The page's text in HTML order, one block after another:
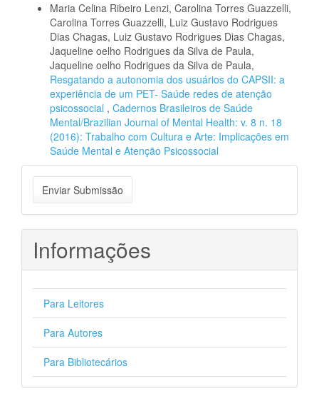
Maria Celina Ribeiro Lenzi, Carolina Torres Guazzelli,
Carolina Torres Guazzelli, Luiz Gustavo Rodrigues
Dias Chagas, Luiz Gustavo Rodrigues Dias Chagas,
Jaqueline oelho Rodrigues da Silva de Paula,
Jaqueline oelho Rodrigues da Silva de Paula,
Resgatando a autonomia dos usuários do CAPSII: a
experiência de um PET- Saúde redes de atenção
psicossocial , Cadernos Brasileiros de Saúde
Mental/Brazilian Journal of Mental Health: v. 8 n. 18
(2016): Trabalho com Cultura e Arte: Implicações em
Saúde Mental e Atenção Psicossocial
Enviar
Submissão
Enviar Submissão
Informações
Para Leitores
Para Autores
Para Bibliotecários